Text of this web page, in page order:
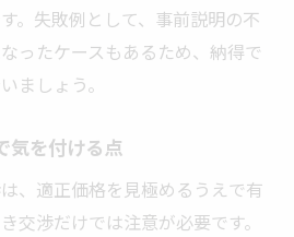
。失敗例として、事前説明の不
ったケースもあるため、納得で
ましょう。
気を付ける点
、適正価格を見極めるうえで有
交渉だけでは注意が必要です。